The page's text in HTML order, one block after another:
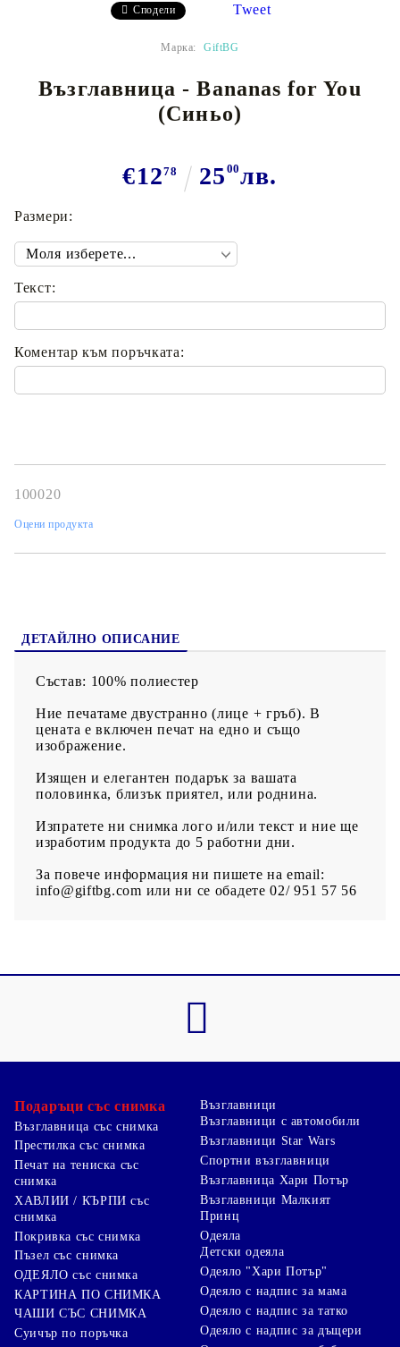
Сподели Tweet
Марка: GiftBG
Възглавница - Bananas for You
(Синьо)
€1278 25 00лв.
Размери:
Текст:
Коментар към поръчката:
100020
Оцени продукта
ДЕТАЙЛНО ОПИСАНИЕ
Състав: 100% полиестер
Ние печатаме двустранно (лице + гръб). В
цената е включен печат на едно и също
изображение.
Изящен и елегантен подарък за вашата
половинка, близък приятел, или роднина.
Изпратете ни снимка лого и/или текст и ние ще
изработим продукта до 5 работни дни.
За повече информация ни пишете на email:
info@giftbg.com или ни се обадете 02/ 951 57 56
Подаръци със снимка
Възглавница със снимка
Престилка със снимка
Печат на тениска със
снимка
ХАВЛИИ / КЪРПИ със
снимка
Покривка със снимка
Пъзел със снимка
ОДЕЯЛО със снимка
КАРТИНА ПО СНИМКА
ЧАШИ СЪС СНИМКА
Суичър по поръчка
Възглавници
Възглавници с автомобили
Възглавници Star Wars
Спортни възглавници
Възглавница Хари Потър
Възглавници Малкият
Принц
Одеяла
Детски одеяла
Одеяло "Хари Потър"
Одеяло с надпис за мама
Одеяло с надпис за татко
Одеяло с надпис за дъщери